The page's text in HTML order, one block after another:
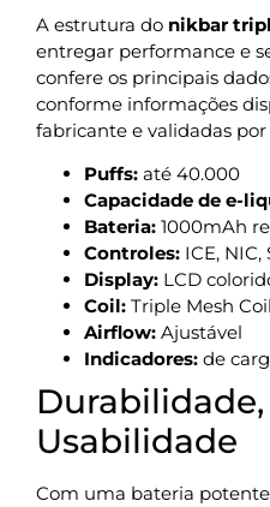
A estrutura do nikbar
entregar performance e
confere os principais
conforme informações
fabricante e validadas por
Puffs: até 40.000
Capacidade de e-
Bateria: 1000mAh
Controles: ICE,
Display: LCD
Coil: Triple Mesh Coil
Airflow: Ajustável
Indicadores: de
Usabilidade
Com uma bateria